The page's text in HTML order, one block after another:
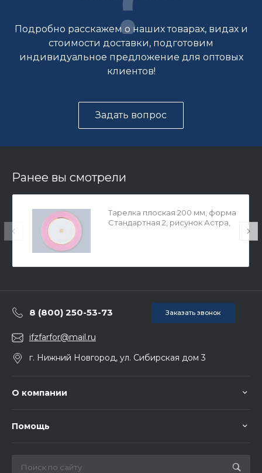
Подробно расскажем о наших товарах, видах и
стоимости доставки, подготовим
индивидуальное предложение для оптовых
клиентов!
Задать вопрос
Ранее вы смотрели
Тарелка плоская 200 мм, форма
Стандартная 2, рисунок Астра,
8 (800) 250-53-73 Заказать звонок
ifzfarfor@mail.ru
г. Нижний Новгород, ул. Сибирская дом 3
О компании
Помощь